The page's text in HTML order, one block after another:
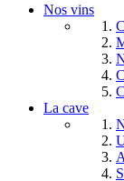
Nos vins
La cave